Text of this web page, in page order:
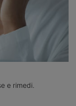
e rimedi.